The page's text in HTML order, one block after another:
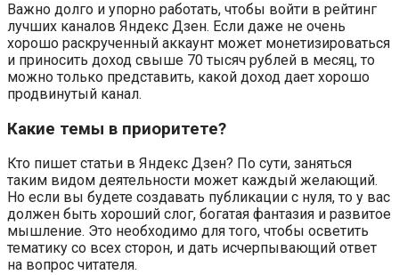
Важно долго и упорно работать, чтобы войти в рейтинг
лучших каналов Яндекс Дзен. Если даже не очень
хорошо раскрученный аккаунт может монетизироваться
и приносить доход свыше 70 тысяч рублей в месяц, то
можно только представить, какой доход дает хорошо
продвинутый канал.
Какие темы в приоритете?
Кто пишет статьи в Яндекс Дзен? По сути, заняться
таким видом деятельности может каждый желающий.
Но если вы будете создавать публикации с нуля, то у вас
должен быть хороший слог, богатая фантазия и развитое
мышление. Это необходимо для того, чтобы осветить
тематику со всех сторон, и дать исчерпывающий ответ
на вопрос читателя.